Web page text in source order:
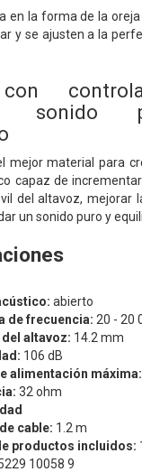
en la forma de la
y se ajusten a la
sonido
mejor material para
capaz de
del altavoz, mejorar
un sonido puro y
abierto
de frecuencia: 20 - 20
altavoz: 14.2 mm
106 dB
alimentación máxima:
32 ohm
cable: 1.2 m
productos incluidos:
10058 9